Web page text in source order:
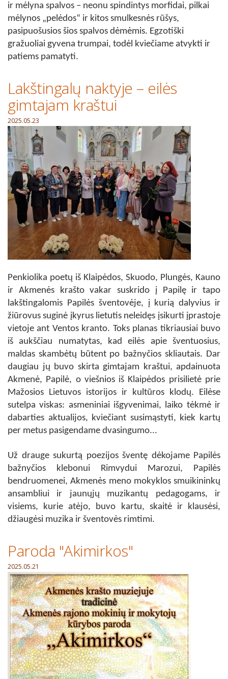
ir mėlyna spalvos – neonu spindintys morfidai, pilkai
mėlynos „pelėdos“ ir kitos smulkesnės rūšys,
pasipuošusios šios spalvos dėmėmis. Egzotiški
gražuoliai gyvena trumpai, todėl kviečiame atvykti ir
patiems pamatyti.
Lakštingalų naktyje – eilės
gimtajam kraštui
2025.05.23
Penkiolika poetų iš Klaipėdos, Skuodo, Plungės, Kauno
ir Akmenės krašto vakar suskrido į Papilę ir tapo
lakštingalomis Papilės šventovėje, į kurią dalyvius ir
žiūrovus suginė įkyrus lietutis neleidęs įsikurti įprastoje
vietoje ant Ventos kranto. Toks planas tikriausiai buvo
iš aukščiau numatytas, kad eilės apie šventuosius,
maldas skambėtų būtent po bažnyčios skliautais. Dar
daugiau jų buvo skirta gimtajam kraštui, apdainuota
Akmenė, Papilė, o viešnios iš Klaipėdos prisilietė prie
Mažosios Lietuvos istorijos ir kultūros klodų. Eilėse
sutelpa viskas: asmeniniai išgyvenimai, laiko tėkmė ir
dabarties aktualijos, kviečiant susimąstyti, kiek kartų
per metus pasigendame dvasingumo...
Už drauge sukurtą poezijos šventę dėkojame Papilės
bažnyčios klebonui Rimvydui Marozui, Papilės
bendruomenei, Akmenės meno mokyklos smuikininkų
ansambliui ir jaunųjų muzikantų pedagogams, ir
visiems, kurie atėjo, buvo kartu, skaitė ir klausėsi,
džiaugėsi muzika ir šventovės rimtimi.
Paroda "Akimirkos"
2025.05.21